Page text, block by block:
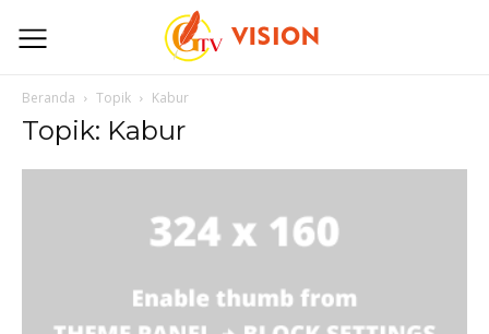
Beranda Topik Kabur
Topik: Kabur